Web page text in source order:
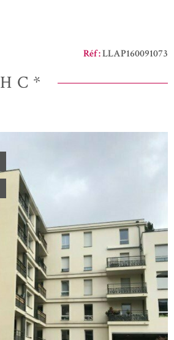
Réf :LLAP160091073
HC*
VOIR LE BIEN